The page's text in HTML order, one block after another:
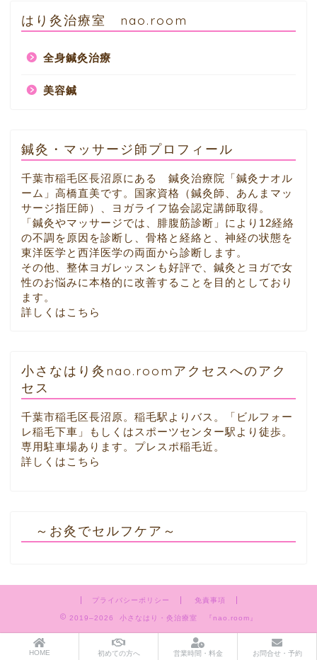
はり灸治療室 nao.room
全身鍼灸治療
美容鍼
鍼灸・マッサージ師プロフィール
千葉市稲毛区長沼原にある 鍼灸治療院「鍼灸ナオル
ーム」高橋直美です。国家資格（鍼灸師、あんまマッ
サージ指圧師）、ヨガライフ協会認定講師取得。
「鍼灸やマッサージでは、腓腹筋診断」により12経絡
の不調を原因を診断し、骨格と経絡と、神経の状態を
東洋医学と西洋医学の両面から診断します。
その他、整体ヨガレッスンも好評で、鍼灸とヨガで女
性のお悩みに本格的に改善することを目的としており
ます。
詳しくはこちら
小さなはり灸nao.roomアクセスへのアク
セス
千葉市稲毛区長沼原。稲毛駅よりバス。「ビルフォー
レ稲毛下車」もしくはスポーツセンター駅より徒歩。
専用駐車場あります。プレスポ稲毛近。
詳しくはこちら
～お灸でセルフケア～
プライバシーポリシー 免責事項
2019–2026 小さなはり・灸治療室 『nao.room』
HOME 初めての方へ 営業時間・料金 お問合せ・予約